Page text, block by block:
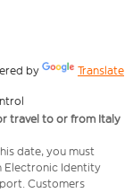
by Translate
travel to or from Italy
date, you must
Electronic Identity
Customers